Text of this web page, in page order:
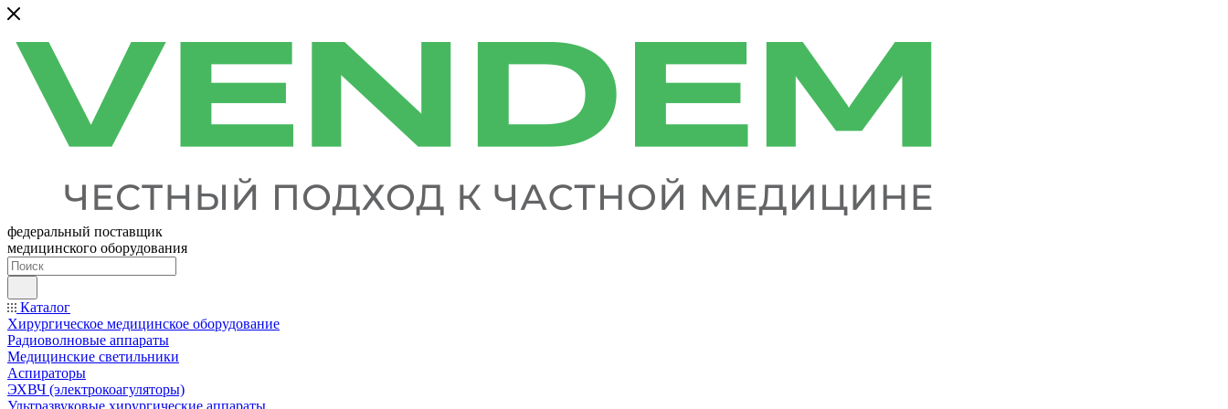
федеральный поставщик
медицинского оборудования
Каталог
Хирургическое медицинское оборудование
Радиоволновые аппараты
Медицинские светильники
Аспираторы
ЭХВЧ (электрокоагуляторы)
Ультразвуковые хирургические аппараты